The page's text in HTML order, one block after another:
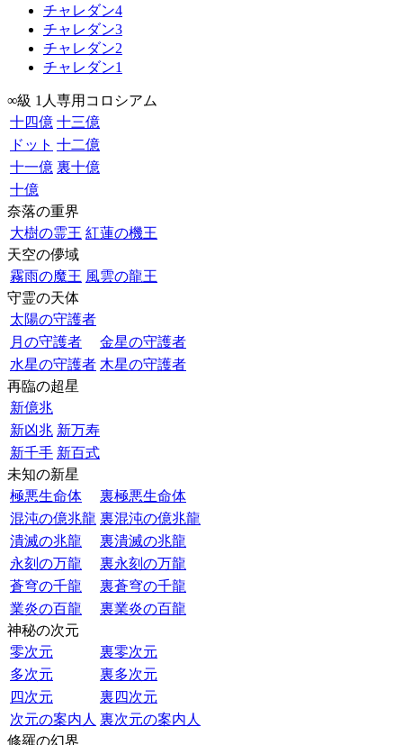
チャレダン4
チャレダン3
チャレダン2
チャレダン1
∞級 1人専用コロシアム
十四億 十三億
ドット 十二億
十一億 裏十億
十億
奈落の重界
大樹の霊王 紅蓮の機王
天空の儚域
霧雨の魔王 風雲の龍王
守霊の天体
太陽の守護者
月の守護者
金星の守護者
水星の守護者 木星の守護者
再臨の超星
新億兆
新凶兆 新万寿
新千手 新百式
未知の新星
極悪生命体
裏極悪生命体
混沌の億兆龍 裏混沌の億兆龍
潰滅の兆龍
裏潰滅の兆龍
永刻の万龍
裏永刻の万龍
蒼穹の千龍
裏蒼穹の千龍
業炎の百龍
裏業炎の百龍
神秘の次元
零次元
裏零次元
多次元
裏多次元
四次元
裏四次元
次元の案内人 裏次元の案内人
修羅の幻界